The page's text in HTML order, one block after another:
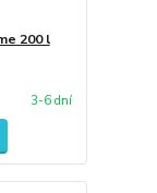
200 l
3-6 dní